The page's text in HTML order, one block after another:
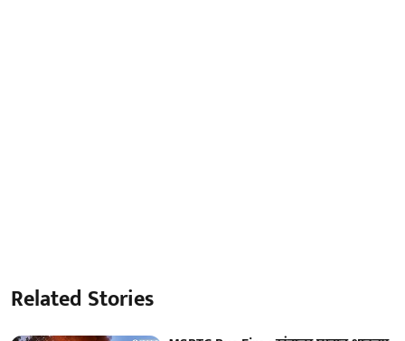
Related Stories